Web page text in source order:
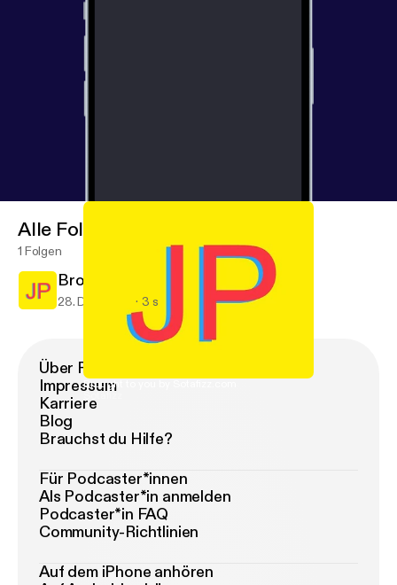
Brought to you by Sotafizz.com
Alle Folgen
1 Folgen
Brought to you by Sotafizz.com
28. Dez. 2016 3 s
Über Podimo
Impressum
Karriere
Blog
Brauchst du Hilfe?
Für Podcaster*innen
Als Podcaster*in anmelden
Podcaster*in FAQ
Community-Richtlinien
Auf dem iPhone anhören